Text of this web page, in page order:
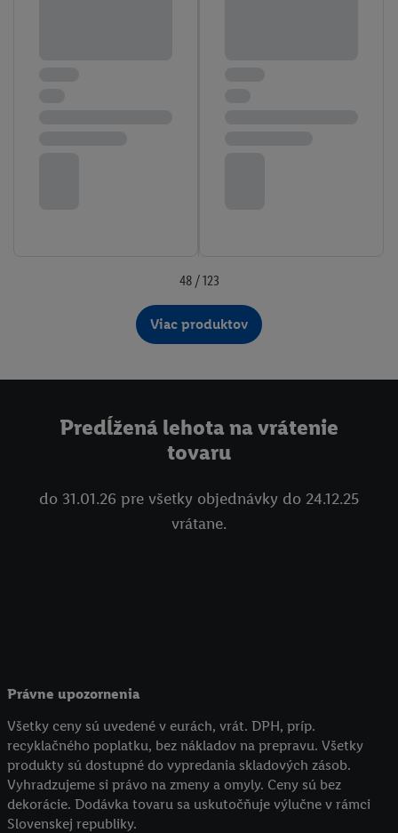
48 / 123
Viac produktov
Predĺžená lehota na vrátenie
tovaru
do 31.01.26 pre všetky objednávky do 24.12.25
vrátane.
Právne upozornenia
Všetky ceny sú uvedené v eurách, vrát. DPH, príp.
recyklačného poplatku, bez nákladov na prepravu. Všetky
produkty sú dostupné do vypredania skladových zásob.
Vyhradzujeme si právo na zmeny a omyly. Ceny sú bez
dekorácie. Dodávka tovaru sa uskutočňuje výlučne v rámci
Slovenskej republiky.